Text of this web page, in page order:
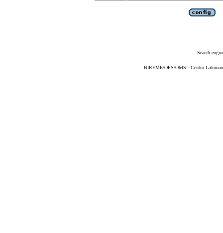
Search
BIREME/OPS/OMS - Centro